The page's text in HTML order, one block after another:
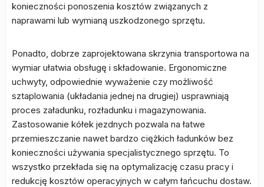
konieczności ponoszenia kosztów związanych z
naprawami lub wymianą uszkodzonego sprzętu.
Ponadto, dobrze zaprojektowana skrzynia transportowa na
wymiar ułatwia obsługę i składowanie. Ergonomiczne
uchwyty, odpowiednie wyważenie czy możliwość
sztaplowania (układania jednej na drugiej) usprawniają
proces załadunku, rozładunku i magazynowania.
Zastosowanie kółek jezdnych pozwala na łatwe
przemieszczanie nawet bardzo ciężkich ładunków bez
konieczności używania specjalistycznego sprzętu. To
wszystko przekłada się na optymalizację czasu pracy i
redukcję kosztów operacyjnych w całym łańcuchu dostaw.